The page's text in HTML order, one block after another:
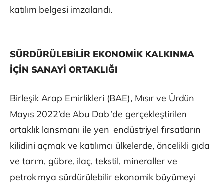
katılım belgesi imzalandı.
SÜRDÜRÜLEBİLİR EKONOMİK KALKINMA
İÇİN SANAYİ ORTAKLIĞI
Birleşik Arap Emirlikleri (BAE), Mısır ve Ürdün
Mayıs 2022’de Abu Dabi’de gerçekleştirilen
ortaklık lansmanı ile yeni endüstriyel fırsatların
kilidini açmak ve katılımcı ülkelerde, öncelikli gıda
ve tarım, gübre, ilaç, tekstil, mineraller ve
petrokimya sürdürülebilir ekonomik büyümeyi